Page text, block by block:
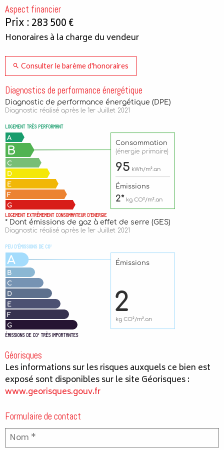
Aspect financier
Prix : 283 500 €
Honoraires à la charge du vendeur
Consulter le barème d'honoraires
Diagnostics de performance énergétique
Géorisques
Les informations sur les risques auxquels ce bien est
exposé sont disponibles sur le site Géorisques :
www.georisques.gouv.fr
Formulaire de contact